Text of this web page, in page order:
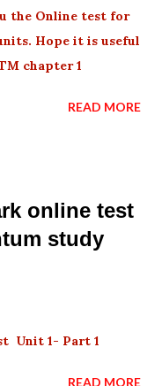
the Online test for
Hope it is useful
chapter 1
READ MORE
online test
study
Unit 1- Part 1
READ MORE